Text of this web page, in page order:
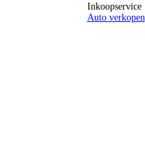
Inkoopservice
Auto verkopen